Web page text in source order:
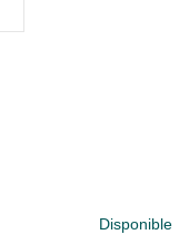
Disponible